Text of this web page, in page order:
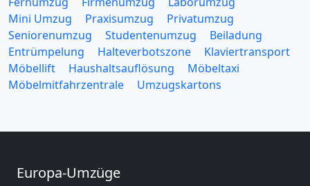
Mini Umzug
Praxisumzug
Privatumzug
Seniorenumzug
Studentenumzug
Beiladung
Entrümpelung
Halteverbotszone
Klaviertransport
Möbellift
Haushaltsauflösung
Möbeltaxi
Möbelmitfahrzentrale
Umzugskartons
Europa-Umzüge